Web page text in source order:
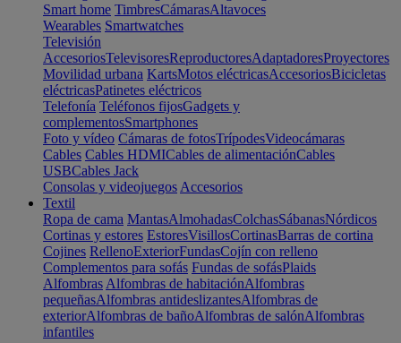
Smart home TimbresCámarasAltavoces
Wearables Smartwatches
Televisión
AccesoriosTelevisoresReproductoresAdaptadoresProyectores
Movilidad urbana KartsMotos eléctricasAccesoriosBicicletas
eléctricasPatinetes eléctricos
Telefonía Teléfonos fijosGadgets y
complementosSmartphones
Foto y vídeo Cámaras de fotosTrípodesVideocámaras
Cables Cables HDMICables de alimentaciónCables
USBCables Jack
Consolas y videojuegos Accesorios
Textil
Ropa de cama MantasAlmohadasColchasSábanasNórdicos
Cortinas y estores EstoresVisillosCortinasBarras de cortina
Cojines RellenoExteriorFundasCojín con relleno
Complementos para sofás Fundas de sofásPlaids
Alfombras Alfombras de habitaciónAlfombras
pequeñasAlfombras antideslizantesAlfombras de
exteriorAlfombras de bañoAlfombras de salónAlfombras
infantiles